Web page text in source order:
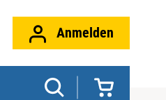
Anmelden